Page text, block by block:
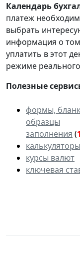
Календарь
платеж
выбрать
информация о
уплатить в этот
режиме
Полезные
формы,
образцы
заполнения (
калькуляторы
курсы валют
ключевая